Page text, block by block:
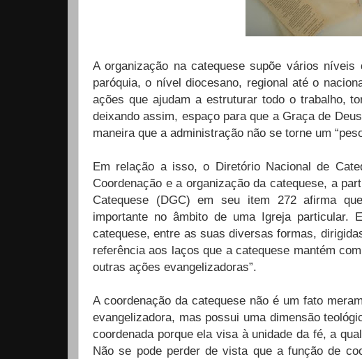
A organização na catequese supõe vários
paróquia, o nível diocesano, regional até o
ações que ajudam a estruturar todo o trabalho,
deixando assim, espaço para que a Graça de
maneira que a administração não se torne um
Em relação a isso, o Diretório Nacional de
Coordenação e a organização da catequese, a
Catequese (DGC) em seu item 272 afirma
importante no âmbito de uma Igreja particular.
catequese, entre as suas diversas formas,
referência aos laços que a catequese mantém
outras ações evangelizadoras”.
A coordenação da catequese não é um fato
evangelizadora, mas possui uma dimensão
coordenada porque ela visa à unidade da fé, a
Não se pode perder de vista que a função de